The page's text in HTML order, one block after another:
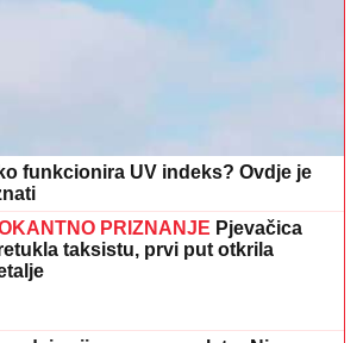
funkcionira UV indeks? Ovdje je
PRIZNANJE Pjevačica
taksistu, prvi put otkrila